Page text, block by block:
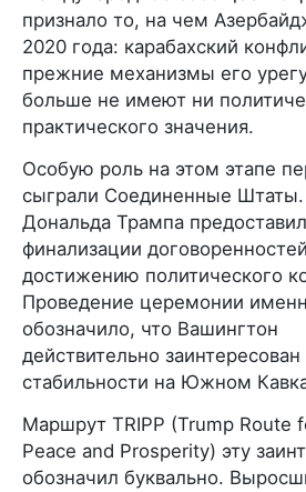
признало то, на чем
2020 года: карабахский
прежние механизмы его
больше не имеют ни
практического значения.
Особую роль на этом этапе
сыграли Соединенные
Дональда Трампа
финализации
достижению политического
Проведение церемонии
обозначило, что Вашингтон
действительно
стабильности на Южном
Маршрут TRIPP (Trump Route
Peace and Prosperity) эту
обозначил буквально.